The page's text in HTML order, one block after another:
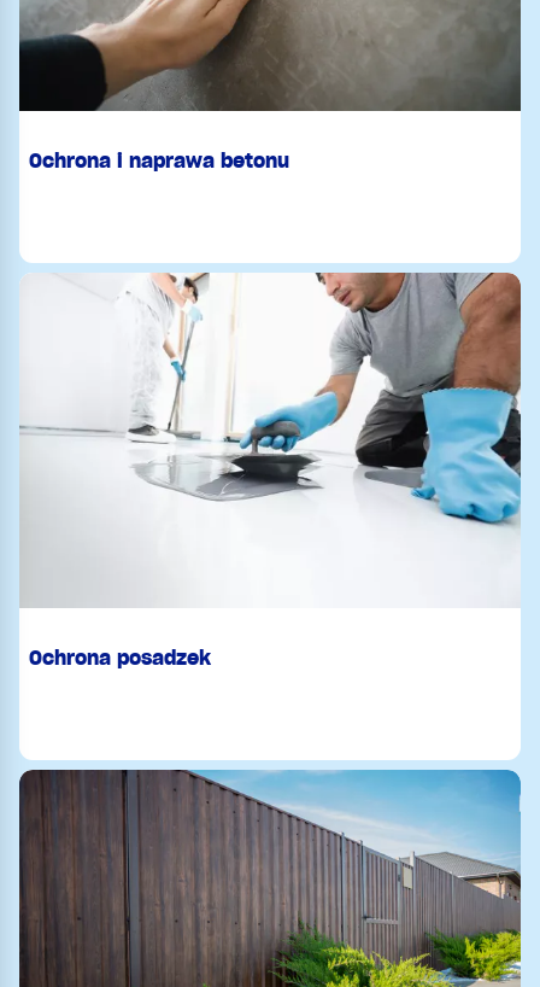
Ochrona i naprawa betonu
Ochrona posadzek